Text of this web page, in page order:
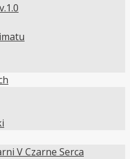
V Czarne Serca